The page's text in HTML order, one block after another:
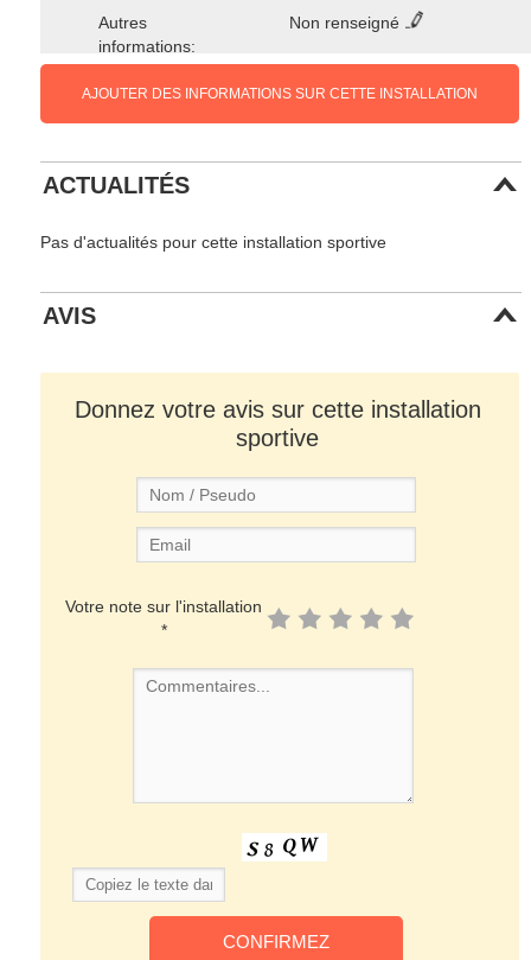
Autres
informations:
Non renseigné
AJOUTER DES INFORMATIONS SUR CETTE INSTALLATION
ACTUALITÉS
Pas d'actualités pour cette installation sportive
AVIS
Donnez votre avis sur cette installation
sportive
Votre note sur l'installation
*